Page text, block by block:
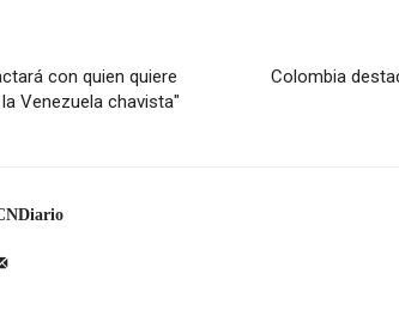
con quien quiere
Venezuela chavista"
Colombia